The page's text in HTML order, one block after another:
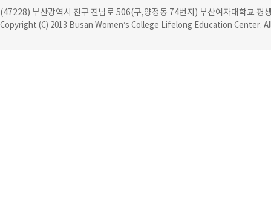
(47228) 부산광역시 진구 진남로 506(구,양정동 74번지) 부산여자대학교 평
Copyright (C) 2013 Busan Women’s College Lifelong Education Center.